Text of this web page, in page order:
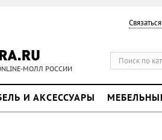
МОЛЛ РОССИИ
И АКСЕССУАРЫ